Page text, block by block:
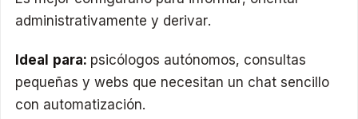
administrativamente y derivar.
Ideal para: psicólogos autónomos, consultas
pequeñas y webs que necesitan un chat sencillo
con automatización.